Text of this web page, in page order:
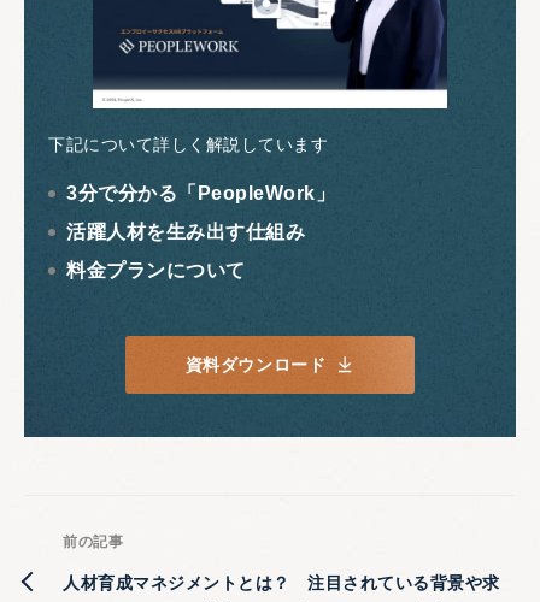
下記について詳しく解説しています
3分で分かる「PeopleWork」
活躍人材を生み出す仕組み
料金プランについて
資料ダウンロード
前の記事
人材育成マネジメントとは？ 注目されている背景や求